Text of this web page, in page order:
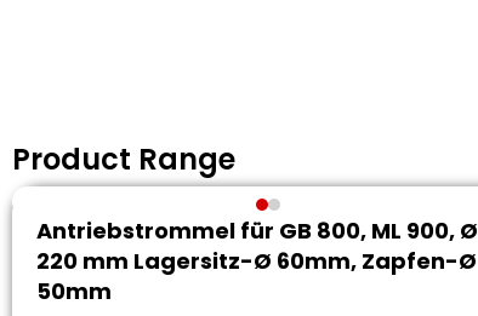
Product Range
Antriebstrommel für GB 800, ML 900, Ø
220 mm Lagersitz-Ø 60mm, Zapfen-Ø
50mm